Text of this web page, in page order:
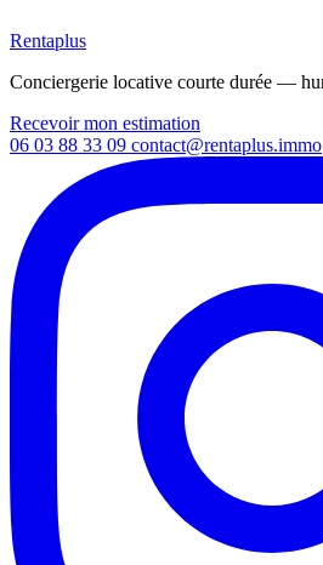
Rentaplus
Conciergerie locative courte durée —
Recevoir mon estimation
06 03 88 33 09 contact@rentaplus.immo